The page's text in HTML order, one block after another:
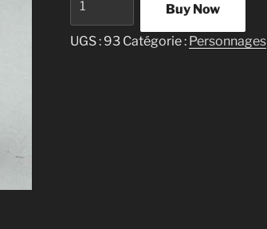
de
Bonhomme
Buy Now
UGS : 93 Catégorie : Personnages